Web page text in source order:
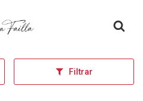
inicial
Filtrar